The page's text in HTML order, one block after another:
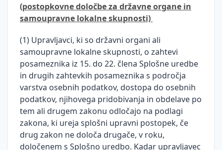
(postopkovne določbe za državne organe in
samoupravne lokalne skupnosti)
(1) Upravljavci, ki so državni organi ali
samoupravne lokalne skupnosti, o zahtevi
posameznika iz 15. do 22. člena Splošne uredbe
in drugih zahtevkih posameznika s področja
varstva osebnih podatkov, dostopa do osebnih
podatkov, njihovega pridobivanja in obdelave po
tem ali drugem zakonu odločajo na podlagi
zakona, ki ureja splošni upravni postopek, če
drug zakon ne določa drugače, v roku,
določenem s Splošno uredbo. Kadar upravljavec